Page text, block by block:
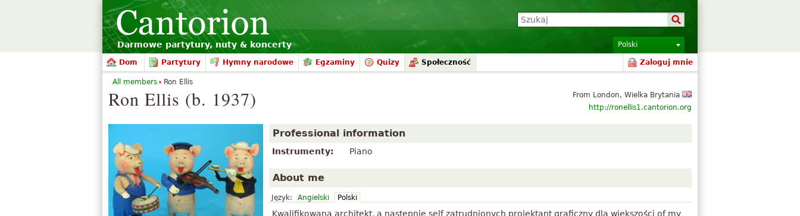
Darmowe partytury, nuty & koncerty Polski
Dom Partytury Hymny narodowe Egzaminy Quizy Społeczność Zaloguj mnie
From London, Wielka Brytania
http://ronellis1.cantorion.org
Ron Ellis (b. 1937)
Professional information
Instrumenty: Piano
About me
Język: Angielski Polski
Kwalifikowaną architekt, a następnie self zatrudnionych projektant graficzny dla większości of my
All members Ron Ellis